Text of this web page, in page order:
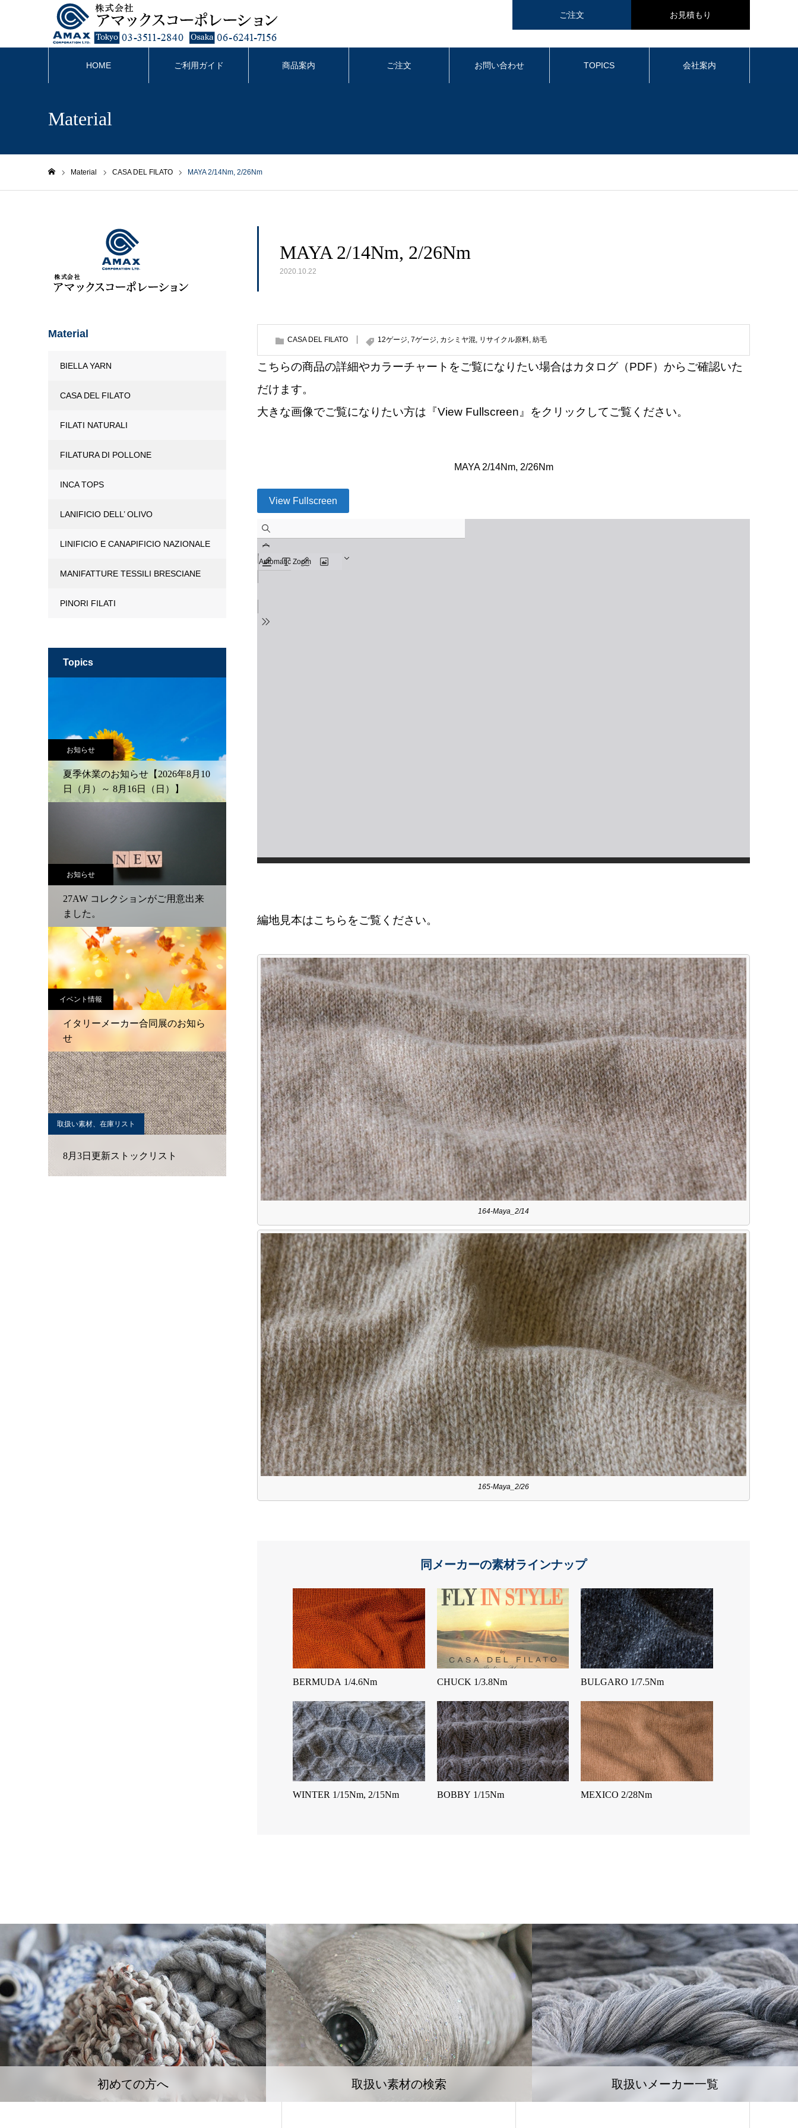
ご注文 お見積もり
HOME ご利用ガイド 商品案内 ご注文 お問い合わせ TOPICS 会社案内
Material
Material CASA DEL FILATO MAYA 2/14Nm, 2/26Nm
MAYA 2/14Nm, 2/26Nm
2020.10.22
CASA DEL FILATO 12ゲージ, 7ゲージ, カシミヤ混, リサイクル原料, 紡毛
こちらの商品の詳細やカラーチャートをご覧になりたい場合はカタログ（PDF）からご確認いた
だけます。
大きな画像でご覧になりたい方は『View Fullscreen』をクリックしてご覧ください。
MAYA 2/14Nm, 2/26Nm
View Fullscreen
編地見本はこちらをご覧ください。
164-Maya_2/14
165-Maya_2/26
同メーカーの素材ラインナップ
BERMUDA 1/4.6Nm CHUCK 1/3.8Nm BULGARO 1/7.5Nm
WINTER 1/15Nm, 2/15Nm BOBBY 1/15Nm MEXICO 2/28Nm
Material
BIELLA YARN
CASA DEL FILATO
FILATI NATURALI
FILATURA DI POLLONE
INCA TOPS
LANIFICIO DELL’ OLIVO
LINIFICIO E CANAPIFICIO NAZIONALE
MANIFATTURE TESSILI BRESCIANE
PINORI FILATI
topics
お知らせ
夏季休業のお知らせ【2026年8月10
日（月）～ 8月16日（日）】
お知らせ
27AW コレクションがご用意出来
ました。
イベント情報
イタリーメーカー合同展のお知ら
せ
取扱い素材、在庫リスト
8月3日更新ストックリスト
初めての方へ 取扱い素材の検索 取扱いメーカー一覧